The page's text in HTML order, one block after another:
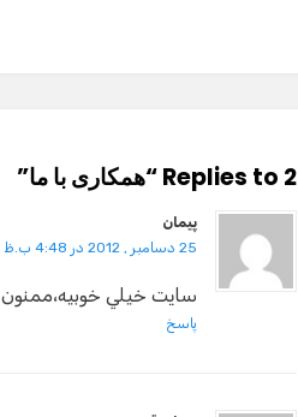
2 Replies to “همکاری با ما”
پيمان
25 دسامبر , 2012 در 4:48 ب.ظ
سايت خيلي خوبيه،ممنون
پاسخ